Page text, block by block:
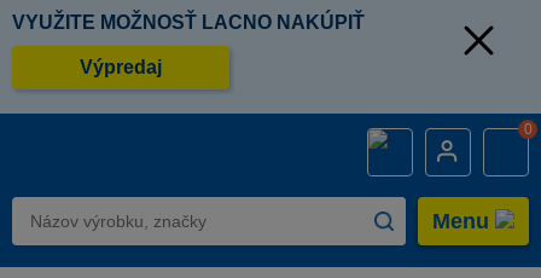
VYUŽITE MOŽNOSŤ LACNO NAKÚPIŤ
Výpredaj
0
Menu